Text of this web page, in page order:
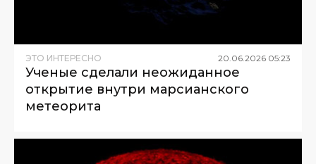
ЭТО ИНТЕРЕСНО 20.06.2026 05:23
Ученые сделали неожиданное
открытие внутри марсианского
метеорита